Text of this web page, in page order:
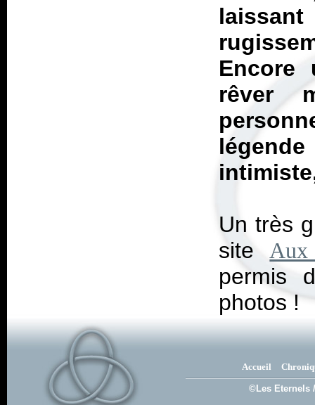
Encore
rêver
Un très
site
permis
photos !
Accueil
©Les Eternels